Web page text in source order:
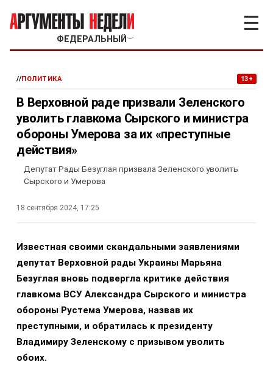
ФЕДЕРАЛЬНЫЙ ﹀
☰
//ПОЛИТИКА 13+
В Верховной раде призвали Зеленского
уволить главкома Сырского и министра
обороны Умерова за их «преступные
действия»
Депутат Рады Безуглая призвала Зеленского уволить
Сырского и Умерова
18 сентября 2024, 17:25
Известная своими скандальными заявлениями
депутат Верховной рады Украины Марьяна
Безуглая вновь подвергла критике действия
главкома ВСУ Александра Сырского и министра
обороны Рустема Умерова, назвав их
преступными, и обратилась к президенту
Владимиру Зеленскому с призывом уволить
обоих.